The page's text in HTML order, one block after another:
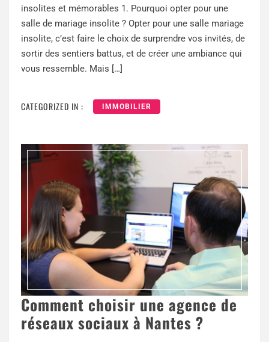
insolites et mémorables 1. Pourquoi opter pour une
salle de mariage insolite ? Opter pour une salle mariage
insolite, c’est faire le choix de surprendre vos invités, de
sortir des sentiers battus, et de créer une ambiance qui
vous ressemble. Mais […]
CATEGORIZED IN : IMMOBILIER
Comment choisir une agence de
réseaux sociaux à Nantes ?